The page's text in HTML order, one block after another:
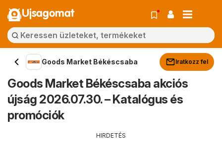
Ujsagomat
Goods Market Békéscsaba Iratkozz fel
Goods Market Békéscsaba akciós
újság 2026.07.30. – Katalógus és
promóciók
HIRDETÉS